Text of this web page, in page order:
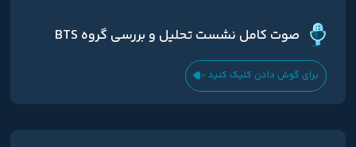
صوت کامل نشست تحلیل و بررسی گروه BTS
برای گوش دادن کلیک کنید